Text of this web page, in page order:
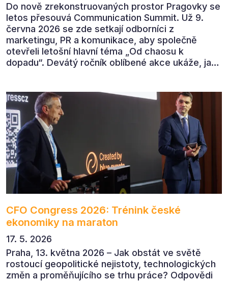
Do nově zrekonstruovaných prostor Pragovky se
letos přesouvá Communication Summit. Už 9.
června 2026 se zde setkají odborníci z
marketingu, PR a komunikace, aby společně
otevřeli letošní hlavní téma „Od chaosu k
dopadu“. Devátý ročník oblíbené akce ukáže, jak
CFO Congress 2026: Trénink české
ekonomiky na maraton
17. 5. 2026
Praha, 13. května 2026 – Jak obstát ve světě
rostoucí geopolitické nejistoty, technologických
změn a proměňujícího se trhu práce? Odpovědi